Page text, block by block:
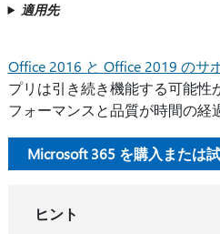
適用先
Office 2016 と Office 2019 のサ
プリは引き続き機能する可能
フォーマンスと品質が時間の経
Microsoft 365 を購入または
ヒント